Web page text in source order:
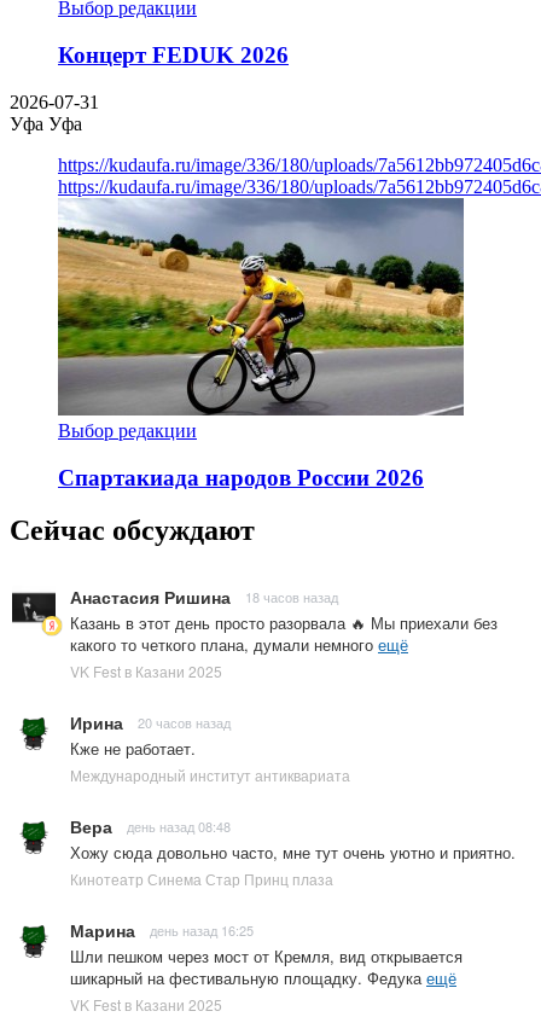
Выбор редакции
Концерт FEDUK 2026
2026-07-31
Уфа Уфа
https://kudaufa.ru/image/336/180/uploads/
https://kudaufa.ru/image/336/180/uploads/
Выбор редакции
Спартакиада народов России 2026
Сейчас обсуждают
Анастасия Ришина 18 часов назад
Казань в этот день просто разорвала 🔥 Мы приехали без
какого то четкого плана, думали немного ещё
VK Fest в Казани 2025
Ирина 20 часов назад
Кже не работает.
Международный институт антиквариата
Вера день назад 08:48
Хожу сюда довольно часто, мне тут очень уютно и приятно.
Кинотеатр Синема Стар Принц плаза
Марина день назад 16:25
Шли пешком через мост от Кремля, вид открывается
шикарный на фестивальную площадку. Федукаещё
VK Fest в Казани 2025